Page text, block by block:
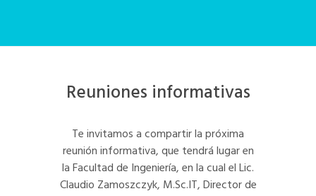
Reuniones informativas
Te invitamos a compartir la próxima
reunión informativa, que tendrá lugar en
la Facultad de Ingeniería, en la cual el Lic.
Claudio Zamoszczyk, M.Sc.IT, Director de